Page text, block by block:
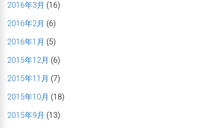
2016年3月 (16)
2016年2月 (6)
2016年1月 (5)
2015年12月 (6)
2015年11月 (7)
2015年10月 (18)
2015年9月 (13)